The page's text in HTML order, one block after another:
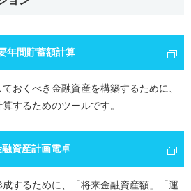
年間貯蓄額計算
おくべき金融資産を構築するために、
するためのツールです。
融資産計画電卓
するために、「将来金融資産額」「運